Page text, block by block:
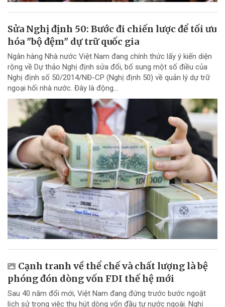
Sửa Nghị định 50: Bước đi chiến lược để tối ưu
hóa "bộ đệm" dự trữ quốc gia
Ngân hàng Nhà nước Việt Nam đang chính thức lấy ý kiến diện
rộng về Dự thảo Nghị định sửa đổi, bổ sung một số điều của
Nghị định số 50/2014/NĐ-CP (Nghị định 50) về quản lý dự trữ
ngoại hối nhà nước. Đây là động...
Cạnh tranh về thể chế và chất lượng là bệ
phóng đón dòng vốn FDI thế hệ mới
Sau 40 năm đổi mới, Việt Nam đang đứng trước bước ngoặt
lịch sử trong việc thu hút dòng vốn đầu tư nước ngoài. Nghị